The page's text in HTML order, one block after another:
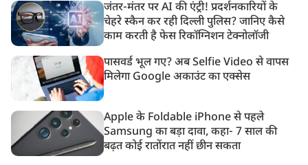
जंतर-मंतर पर AI की एंट्री! प्रदर्शनकारियों के
चेहरे स्कैन कर रही दिल्ली पुलिस? जानिए कैसे
काम करती है फेस रिकॉग्निशन टेक्नोलॉजी
पासवर्ड भूल गए? अब Selfie Video से वापस
मिलेगा Google अकाउंट का एक्सेस
Apple के Foldable iPhone से पहले
Samsung का बड़ा दावा, कहा- 7 साल की
बढ़त कोई रातोंरात नहीं छीन सकता